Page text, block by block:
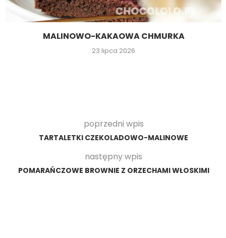
MALINOWO-KAKAOWA CHMURKA
23 lipca 2026
poprzedni wpis
TARTALETKI CZEKOLADOWO-MALINOWE
następny wpis
POMARAŃCZOWE BROWNIE Z ORZECHAMI WŁOSKIMI